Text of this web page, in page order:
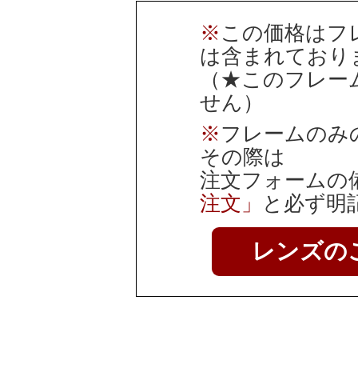
※ この価格はフ
は含まれており
（★このフレー
せん）
※フレームのみ
その際は
注文フォームの
注文」
と必ず明
レンズの